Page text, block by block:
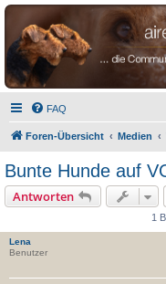
airedale-forum.de
FAQ
Foren-Übersicht Medien
Bunte Hunde auf
Antworten
1
Lena
Benutzer